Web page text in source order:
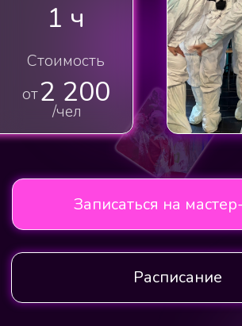
Хотите как следует выплеснуть эмоции?
Поорать и оторваться как в детстве?
Ждем вас на арт-обстрел!
Ведь с творчеством это не просто
возможно, но еще и НЕВЕРОЯТНО
Мы брызгаем краски в стену,
Расписание
Записаться на мастер-класс